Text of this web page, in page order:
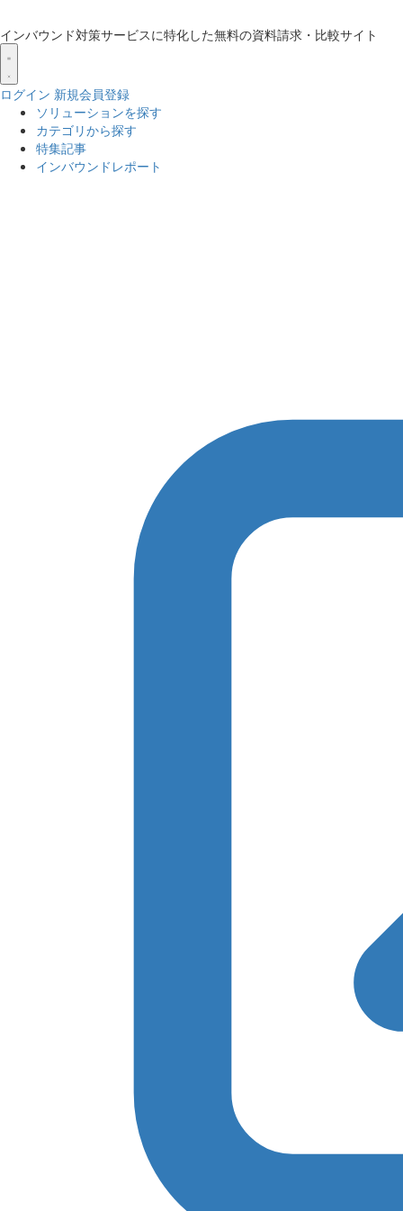
インバウンド対策サービスに特化した無料の資料請求・比較サイト
ログイン 新規会員登録
ソリューションを探す
カテゴリから探す
特集記事
インバウンドレポート